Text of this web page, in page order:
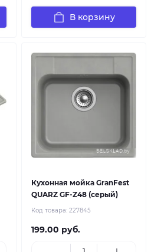
В корзину
Кухонная мойка GranFest
QUARZ GF-Z48 (серый)
Код товара: 227845
199.00 руб.